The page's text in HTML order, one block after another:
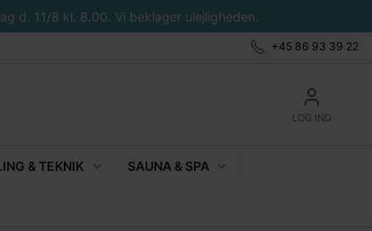
d. 11/8 kl. 8.00. Vi beklager ulejligheden.
+45 86 93 39 22
LOG IND
& TEKNIK SAUNA & SPA